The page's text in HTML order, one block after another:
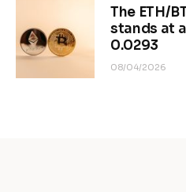
The ETH/
stands at
0.0293
08/04/2026